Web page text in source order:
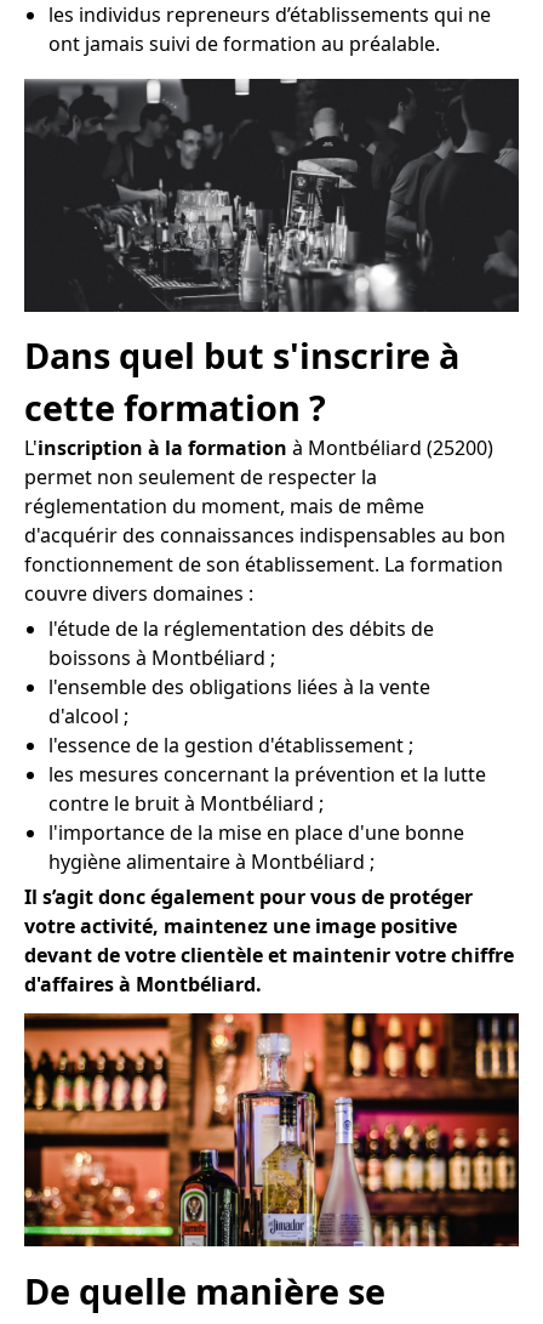
les individus repreneurs d’établissements qui ne
ont jamais suivi de formation au préalable.
Dans quel but s'inscrire à
cette formation ?
L'inscription à la formation à Montbéliard (25200)
permet non seulement de respecter la
réglementation du moment, mais de même
d'acquérir des connaissances indispensables au bon
fonctionnement de son établissement. La formation
couvre divers domaines :
l'étude de la réglementation des débits de
boissons à Montbéliard ;
l'ensemble des obligations liées à la vente
d'alcool ;
l'essence de la gestion d'établissement ;
les mesures concernant la prévention et la lutte
contre le bruit à Montbéliard ;
l'importance de la mise en place d'une bonne
hygiène alimentaire à Montbéliard ;
Il s’agit donc également pour vous de protéger
votre activité, maintenez une image positive
devant de votre clientèle et maintenir votre chiffre
d'affaires à Montbéliard.
De quelle manière se